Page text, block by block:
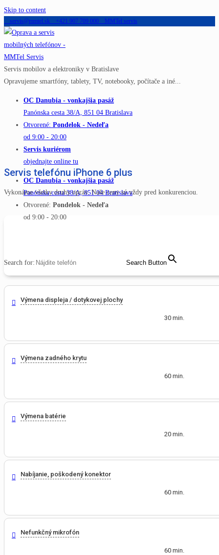
Skip to content
servis@mmtel.sk +421 907 709 000 MMTel servis
Servis mobilov a elektroniky v Bratislave
Opravujeme smartfóny, tablety, TV, notebooky, počítače a iné...
OC Danubia - vonkajšia pasáž
Panónska cesta 38/A, 851 04 Bratislava
Otvorené: Pondelok - Nedeľa
od 9:00 - 20:00
Servis kuriérom
objednajte online tu
OC Danubia - vonkajšia pasáž
Panónska cesta 38/A, 851 04 Bratislava
Otvorené: Pondelok - Nedeľa
od 9:00 - 20:00
Search for: Search Button
Servis telefónu iPhone 6 plus
Vykonáme všetky druhy opráv. Naše ceny sú vždy pred konkurenciou.
Výmena displeja / dotykovej plochy
30 min.
Výmena zadného krytu
60 min.
Výmena batérie
20 min.
Nabíjanie, poškodený konektor
60 min.
Nefunkčný mikrofón
60 min.